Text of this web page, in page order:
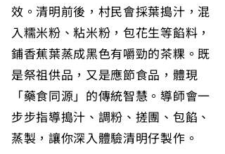
效。清明前後，村民會採葉搗汁，混
入糯米粉、粘米粉，包花生等餡料，
鋪香蕉葉蒸成黑色有嚼勁的茶粿。既
是祭祖供品，又是應節食品，體現
「藥食同源」的傳統智慧。導師會一
步步指導搗汁、調粉、搓團、包餡、
蒸製，讓你深入體驗清明仔製作。